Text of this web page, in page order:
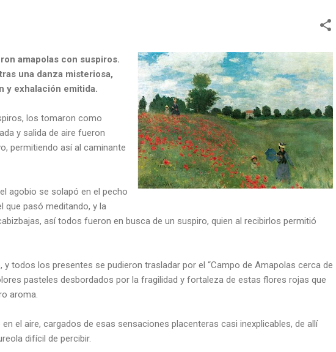
amapolas con suspiros.
una danza misteriosa,
y exhalación emitida.
los tomaron como
y salida de aire fueron
permitiendo así al caminante
agobio se solapó en el pecho
que pasó meditando, y la
así todos fueron en busca de un suspiro, quien al recibirlos permitió
todos los presentes se pudieron trasladar por el “Campo de Amapolas cerca de
pasteles desbordados por la fragilidad y fortaleza de estas flores rojas que
aroma.
el aire, cargados de esas sensaciones placenteras casi inexplicables, de allí
difícil de percibir.